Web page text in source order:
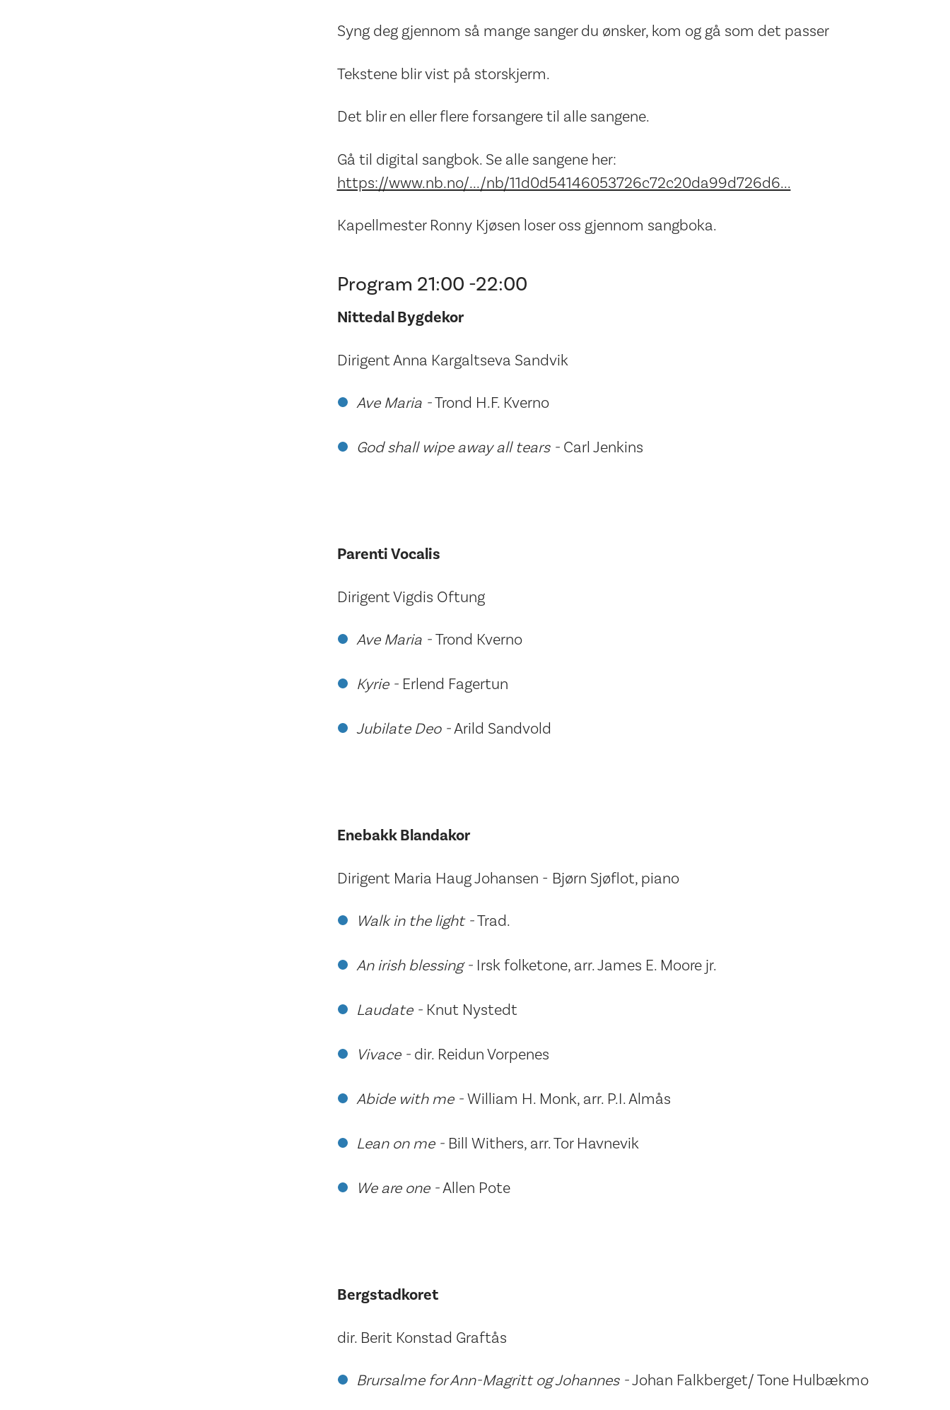
Syng deg gjennom så mange sanger du ønsker, kom og gå som det passer
Tekstene blir vist på storskjerm.
Det blir en eller flere forsangere til alle sangene.
Gå til digital sangbok. Se alle sangene her:
https://www.nb.no/.../nb/11d0d54146053726c72c20da99d726d6...
Kapellmester Ronny Kjøsen loser oss gjennom sangboka.
Program 21:00 -22:00
Nittedal Bygdekor
Dirigent Anna Kargaltseva Sandvik
Ave Maria -Trond H.F. Kverno
God shall wipe away all tears - Carl Jenkins
Parenti Vocalis
Dirigent Vigdis Oftung
Ave Maria -Trond Kverno
Kyrie - Erlend Fagertun
Jubilate Deo -Arild Sandvold
Enebakk Blandakor
Dirigent Maria Haug Johansen - Bjørn Sjøflot, piano
Walk in the light -Trad.
An irish blessing - Irsk folketone, arr. James E. Moore jr.
Laudate - Knut Nystedt
Vivace - dir. Reidun Vorpenes
Abide with me -William H. Monk, arr. P.I. Almås
Lean on me - Bill Withers, arr. Tor Havnevik
We are one -Allen Pote
Bergstadkoret
dir. Berit Konstad Graftås
Brursalme for Ann-Magritt og Johannes -Johan Falkberget/ Tone Hulbækmo